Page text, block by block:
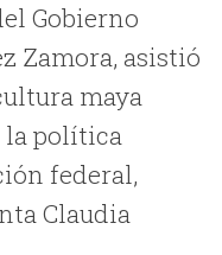
Gobierno
Zamora, asistió
maya
la política
federal,
Claudia